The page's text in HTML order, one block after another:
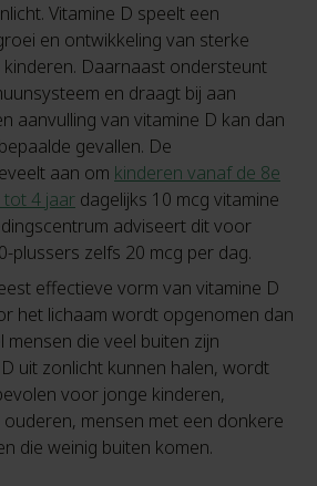
Vitamine D speelt een
en ontwikkeling van sterke
Daarnaast ondersteunt
en draagt bij aan
aanvulling van vitamine D kan dan
gevallen. De
aan om kinderen vanaf de 8e
4 jaar dagelijks 10 mcg vitamine
adviseert dit voor
plussers zelfs 20 mcg per dag.
effectieve vorm van vitamine D
het lichaam wordt opgenomen dan
die veel buiten zijn
uit zonlicht kunnen halen, wordt
voor jonge kinderen,
mensen met een donkere
die weinig buiten komen.